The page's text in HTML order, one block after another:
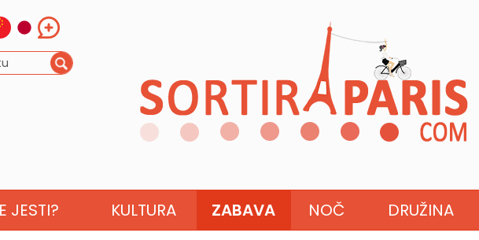
JESTI? KULTURA ZABAVA NOČ DRUŽINA